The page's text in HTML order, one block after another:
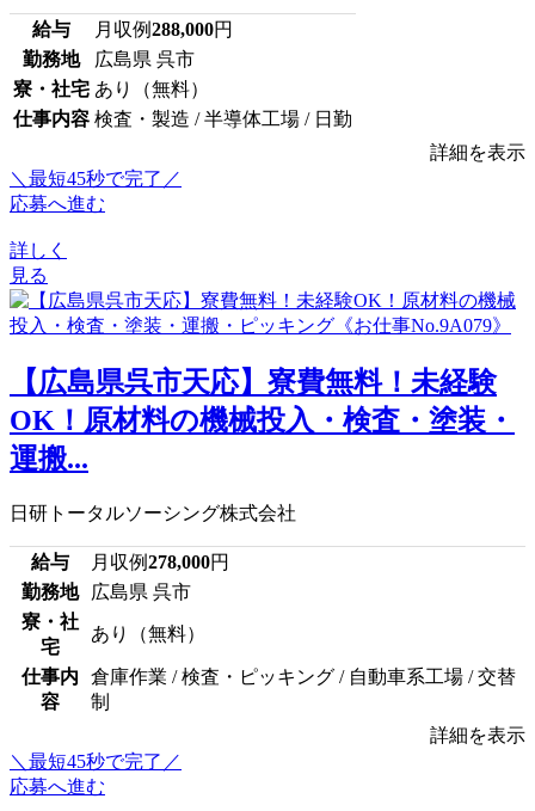
給与 月収例288,000円
勤務地
広島県 呉市
寮・社宅 あり（無料）
仕事内容 検査・製造 / 半導体工場 / 日勤
詳細を表示
＼最短45秒で完了／
応募へ進む
詳しく
見る
【広島県呉市天応】寮費無料！未経験
OK！原材料の機械投入・検査・塗装・
運搬...
日研トータルソーシング株式会社
給与 月収例278,000円
勤務地
広島県 呉市
寮・社
宅
あり（無料）
仕事内
容
倉庫作業 / 検査・ピッキング / 自動車系工場 / 交替
制
詳細を表示
＼最短45秒で完了／
応募へ進む